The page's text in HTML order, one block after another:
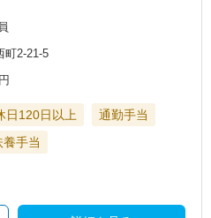
町2-21-5
日120日以上
通勤手当
養手当